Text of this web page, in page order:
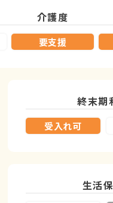
介護度
要支援
終末期
受入れ可
生活